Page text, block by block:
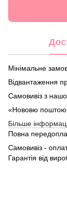
Мінімальне
Відвантаження
Самовивіз з
«Нововю
Більше
Повна
Самовивіз -
Гарантія від